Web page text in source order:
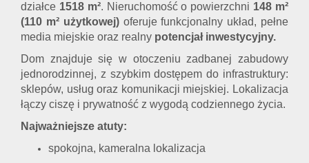
działce 1518 m². Nieruchomość o powierzchni 148 m²
(110 m² użytkowej)oferuje funkcjonalny układ, pełne
media miejskie oraz realny potencjał inwestycyjny.
Dom znajduje się w otoczeniu zadbanej zabudowy
jednorodzinnej, z szybkim dostępem do infrastruktury:
sklepów, usług oraz komunikacji miejskiej. Lokalizacja
łączy ciszę i prywatność z wygodą codziennego życia.
Najważniejsze atuty:
spokojna, kameralna lokalizacja